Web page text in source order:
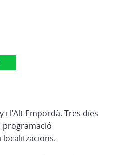
i l’Alt Empordà. Tres dies
programació